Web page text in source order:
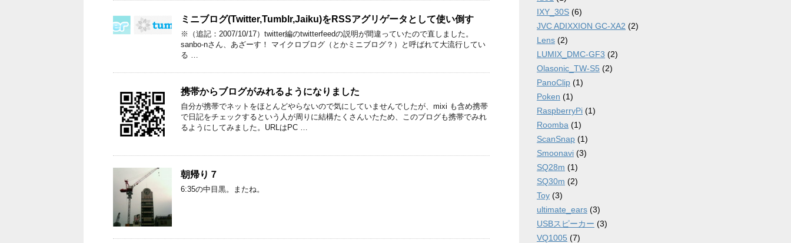
ミニブログ(Twitter,Tumblr,Jaiku)をRSSアグリゲータとして使い倒す
※（追記：2007/10/17）twitter編のtwitterfeedの説明が間違っていたので直しました。
sanbo-nさん、あざーす！ マイクロブログ（とかミニブログ？）と呼ばれて大流行してい
る …
携帯からブログがみれるようになりました
自分が携帯でネットをほとんどやらないので気にしていませんでしたが、mixi も含め携帯
で日記をチェックするという人が周りに結構たくさんいたため、このブログも携帯でみれ
るようにしてみました。URLはPC …
朝帰り７
6:35の中目黒。またね。
IXY_30S (6)
JVC ADIXXION GC-XA2 (2)
Lens (2)
LUMIX_DMC-GF3 (2)
Olasonic_TW-S5 (2)
PanoClip (1)
Poken (1)
RaspberryPi (1)
Roomba (1)
ScanSnap (1)
Smoonavi (3)
SQ28m (1)
SQ30m (2)
Toy (3)
ultimate_ears (3)
USBスピーカー (3)
VQ1005 (7)